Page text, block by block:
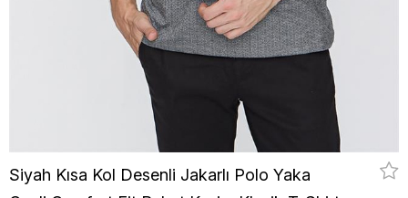
Siyah Kısa Kol Desenli Jakarlı Polo Yaka